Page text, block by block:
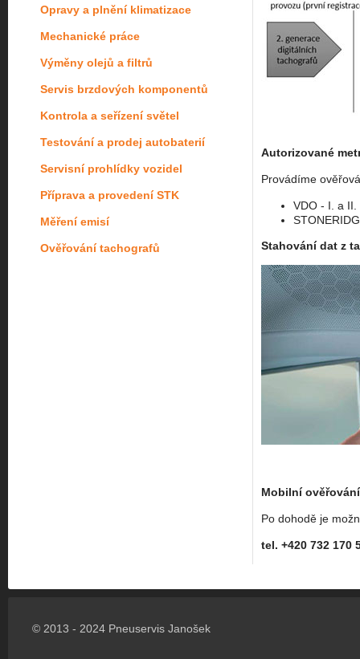
Opravy a plnění klimatizace
Mechanické práce
Výměny olejů a filtrů
Servis brzdových komponentů
Kontrola a seřízení světel
Testování a prodej autobaterií
Servisní prohlídky vozidel
Příprava a provedení STK
Měření emisí
Ověřování tachografů
Autorizované
Provádíme
VDO - I. a
Stahování dat z
Mobilní
Po dohodě je
tel. +420 732 170
© 2013 - 2024 Pneuservis Janošek